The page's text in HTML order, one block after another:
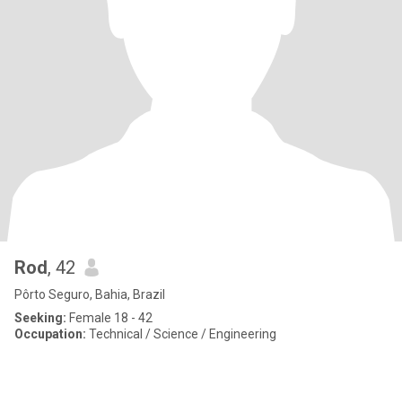
Rod, 42
Pôrto Seguro, Bahia, Brazil
Seeking: Female 18 - 42
Occupation: Technical / Science / Engineering